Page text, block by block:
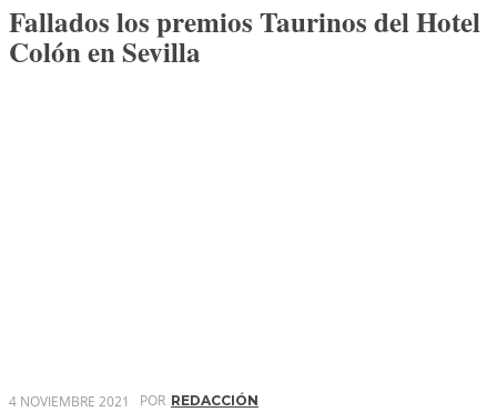
Fallados los premios Taurinos del Hotel
Colón en Sevilla
4 NOVIEMBRE 2021 POR REDACCIÓN